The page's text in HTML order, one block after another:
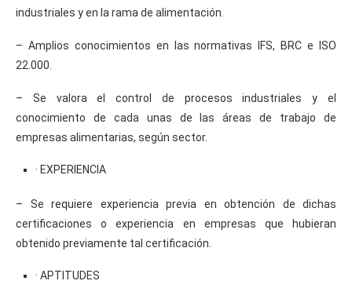
industriales y en la rama de alimentación.
– Amplios conocimientos en las normativas IFS, BRC e ISO
22.000.
– Se valora el control de procesos industriales y el
conocimiento de cada unas de las áreas de trabajo de
empresas alimentarias, según sector.
· EXPERIENCIA
– Se requiere experiencia previa en obtención de dichas
certificaciones o experiencia en empresas que hubieran
obtenido previamente tal certificación.
· APTITUDES